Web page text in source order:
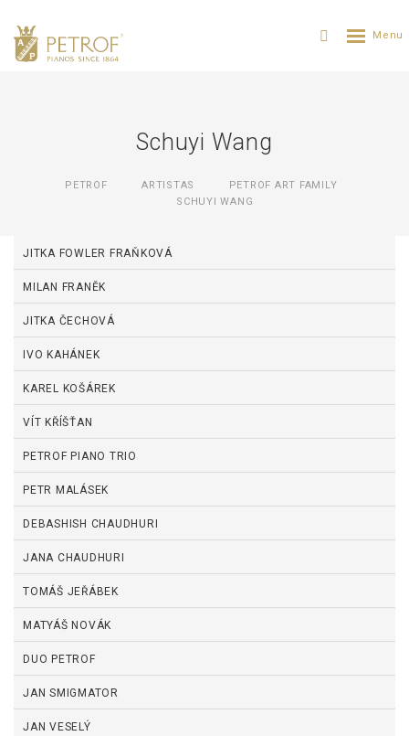
Schuyi Wang
PETROF ARTISTAS
PETROF ART FAMILY
SCHUYI WANG
JITKA FOWLER FRAŇKOVÁ
MILAN FRANĚK
JITKA ČECHOVÁ
IVO KAHÁNEK
KAREL KOŠÁREK
VÍT KŘÍŠŤAN
PETROF PIANO TRIO
PETR MALÁSEK
DEBASHISH CHAUDHURI
JANA CHAUDHURI
TOMÁŠ JEŘÁBEK
MATYÁŠ NOVÁK
DUO PETROF
JAN SMIGMATOR
JAN VESELÝ